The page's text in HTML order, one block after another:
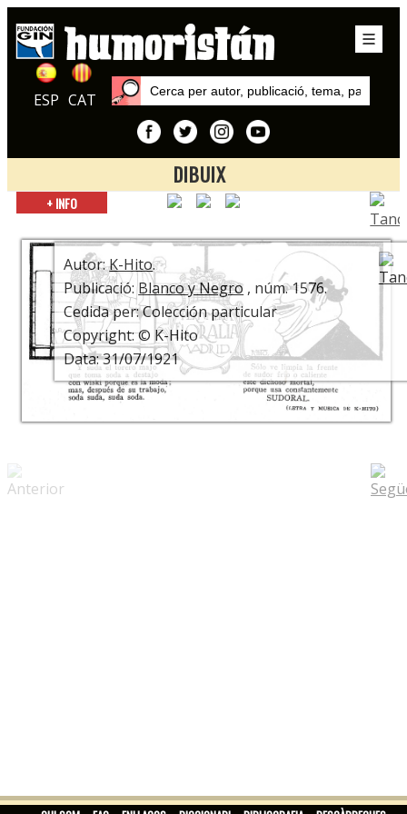
ESP CAT
DIBUIX
Inici
K-Hito
+ INFO
Autor:K-Hito.
Publicació:Blanco y Negro , núm. 1576.
Cedida per: Colección particular
Copyright: © K-Hito
Data: 31/07/1921